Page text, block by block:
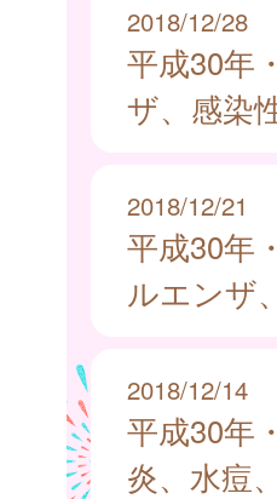
2018/12/28
平成30年
ザ、感染
2018/12/21
平成30年
ルエンザ
2018/12/14
平成30年
炎、水痘